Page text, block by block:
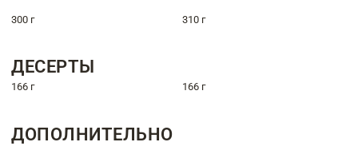
300 г 310 г
ДЕСЕРТЫ
166 г 166 г
ДОПОЛНИТЕЛЬНО